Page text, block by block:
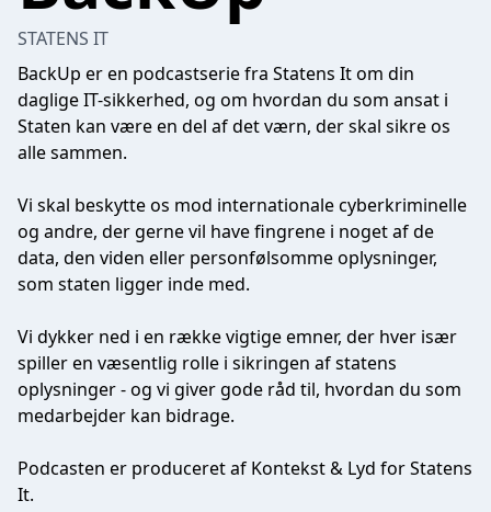
STATENS IT
BackUp er en podcastserie fra Statens It om din
daglige IT-sikkerhed, og om hvordan du som ansat i
Staten kan være en del af det værn, der skal sikre os
alle sammen.
Vi skal beskytte os mod internationale cyberkriminelle
og andre, der gerne vil have fingrene i noget af de
data, den viden eller personfølsomme oplysninger,
som staten ligger inde med.
Vi dykker ned i en række vigtige emner, der hver især
spiller en væsentlig rolle i sikringen af statens
oplysninger - og vi giver gode råd til, hvordan du som
medarbejder kan bidrage.
Podcasten er produceret af Kontekst & Lyd for Statens
It.